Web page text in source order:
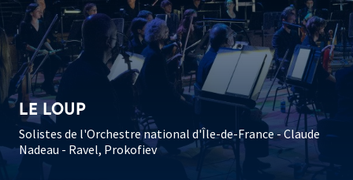
LE LOUP
Solistes de l'Orchestre national d'Île-de-France - Claude
Nadeau - Ravel, Prokofiev